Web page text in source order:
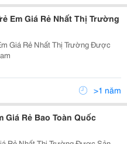
Em Giá Rẻ Nhất Thị Trường
Giá Rẻ Nhất Thị Trường Được
>1 năm
Giá Rẻ Bao Toàn Quốc